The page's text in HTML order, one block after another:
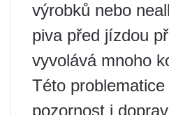
výrobků nebo
piva před jízdou
vyvolává mnoho
Této problematice
pozornost i